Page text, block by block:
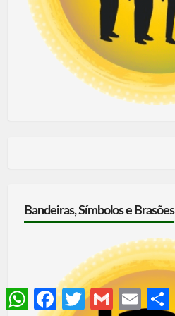
Bandeiras, Símbolos e Brasões
WhatsAppFacebookTwitter Gmail Email